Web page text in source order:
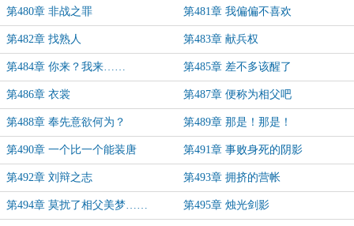
第480章 非战之罪 第481章 我偏偏不喜欢
第482章 找熟人 第483章 献兵权
第484章 你来？我来…… 第485章 差不多该醒了
第486章 衣裳 第487章 便称为相父吧
第488章 奉先意欲何为？ 第489章 那是！那是！
第490章 一个比一个能装唐 第491章 事败身死的阴影
第492章 刘辩之志 第493章 拥挤的营帐
第494章 莫扰了相父美梦…… 第495章 烛光剑影